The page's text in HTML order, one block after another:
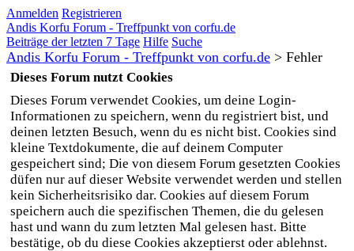
Anmelden Registrieren
Andis Korfu Forum - Treffpunkt von corfu.de
Beiträge der letzten 7 Tage Hilfe Suche
Andis Korfu Forum - Treffpunkt von corfu.de > Fehler
Dieses Forum nutzt Cookies
Dieses Forum verwendet Cookies, um deine Login-
Informationen zu speichern, wenn du registriert bist, und
deinen letzten Besuch, wenn du es nicht bist. Cookies sind
kleine Textdokumente, die auf deinem Computer
gespeichert sind; Die von diesem Forum gesetzten Cookies
düfen nur auf dieser Website verwendet werden und stellen
kein Sicherheitsrisiko dar. Cookies auf diesem Forum
speichern auch die spezifischen Themen, die du gelesen
hast und wann du zum letzten Mal gelesen hast. Bitte
bestätige, ob du diese Cookies akzeptierst oder ablehnst.